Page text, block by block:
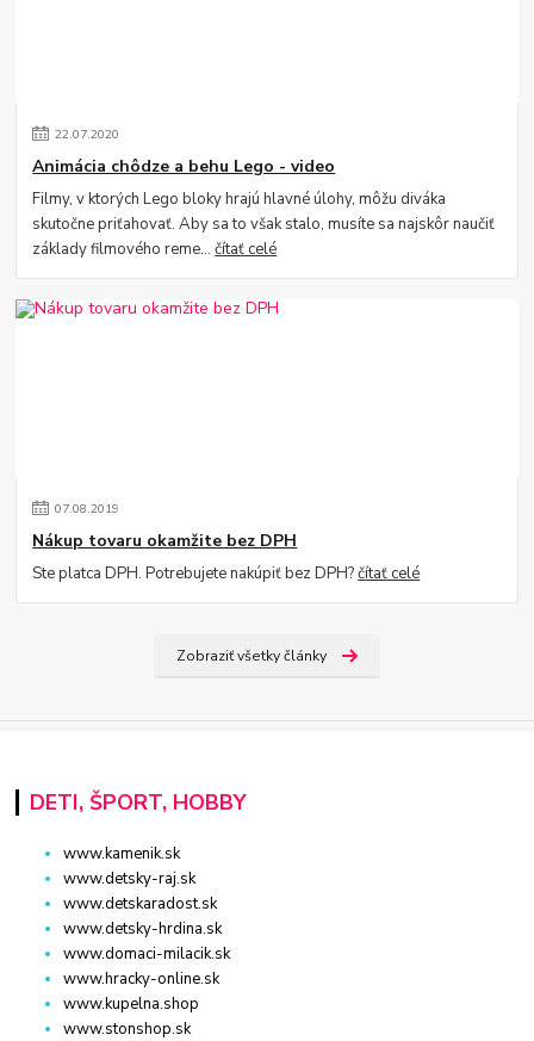
22.07.2020
Animácia chôdze a behu Lego - video
Filmy, v ktorých Lego bloky hrajú hlavné úlohy, môžu diváka
skutočne priťahovať. Aby sa to však stalo, musíte sa najskôr naučiť
základy filmového reme...čítať celé
07.08.2019
Nákup tovaru okamžite bez DPH
Ste platca DPH. Potrebujete nakúpiť bez DPH?čítať celé
Zobraziť všetky články
DETI, ŠPORT, HOBBY
www.kamenik.sk
www.detsky-raj.sk
www.detskaradost.sk
www.detsky-hrdina.sk
www.domaci-milacik.sk
www.hracky-online.sk
www.kupelna.shop
www.stonshop.sk